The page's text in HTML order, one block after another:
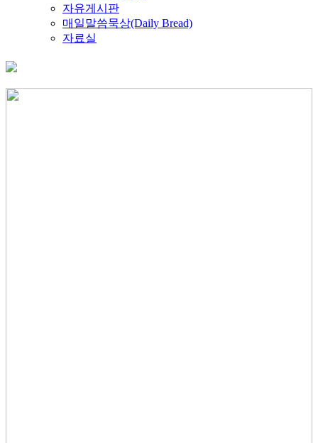
자유게시판
매일말씀묵상(Daily Bread)
자료실